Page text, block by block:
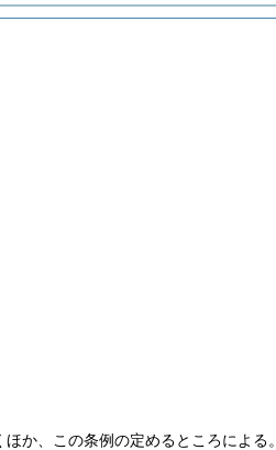
か、この条例の定めるところによる。